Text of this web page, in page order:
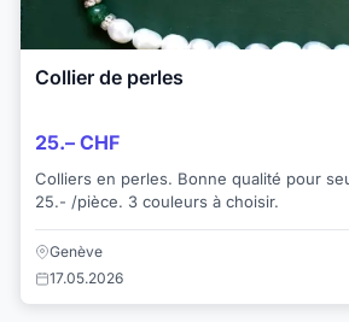
Collier de perles
25.– CHF
Colliers en perles. Bonne qualité pour
25.- /pièce. 3 couleurs à choisir.
Genève
17.05.2026